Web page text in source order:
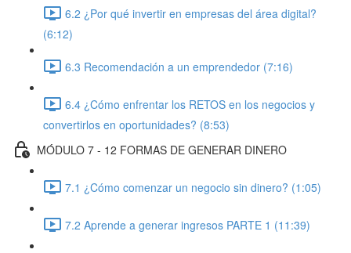
6.2 ¿Por qué invertir en empresas del área digital?
(6:12)
6.3 Recomendación a un emprendedor (7:16)
6.4 ¿Cómo enfrentar los RETOS en los negocios y
convertirlos en oportunidades? (8:53)
MÓDULO 7 - 12 FORMAS DE GENERAR DINERO
7.1 ¿Cómo comenzar un negocio sin dinero? (1:05)
7.2 Aprende a generar ingresos PARTE 1 (11:39)